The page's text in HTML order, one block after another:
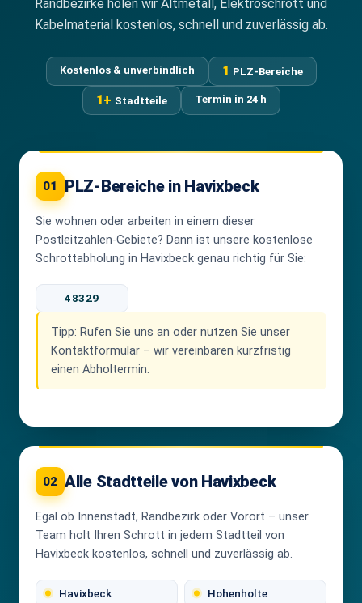
Randbezirke holen wir Altmetall, Elektroschrott und
Kabelmaterial kostenlos, schnell und zuverlässig ab.
Kostenlos & unverbindlich 1 PLZ-Bereiche
1+ Stadtteile Termin in 24 h
01 PLZ-Bereiche in Havixbeck
Sie wohnen oder arbeiten in einem dieser
Postleitzahlen-Gebiete? Dann ist unsere kostenlose
Schrottabholung in Havixbeck genau richtig für Sie:
48329
Tipp: Rufen Sie uns an oder nutzen Sie unser
Kontaktformular – wir vereinbaren kurzfristig
einen Abholtermin.
02 Alle Stadtteile von Havixbeck
Egal ob Innenstadt, Randbezirk oder Vorort – unser
Team holt Ihren Schrott in jedem Stadtteil von
Havixbeck kostenlos, schnell und zuverlässig ab.
Havixbeck Hohenholte